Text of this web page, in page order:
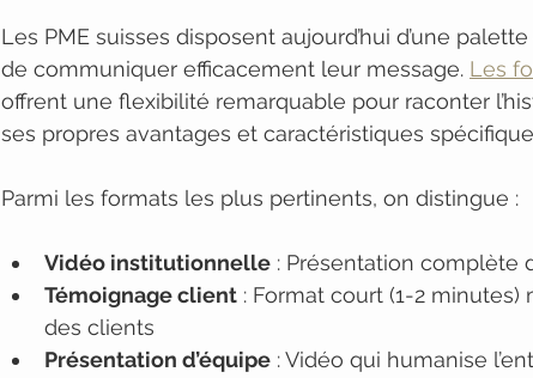
Les PME suisses disposent aujourd’hui d’une
de communiquer efficacement leur message. Les
offrent une flexibilité remarquable pour raconter
ses propres avantages et caractéristiques
Parmi les formats les plus pertinents, on distingue :
Vidéo institutionnelle : Présentation complète
Témoignage client : Format court (1-2
des clients
Présentation d’équipe : Vidéo qui humanise